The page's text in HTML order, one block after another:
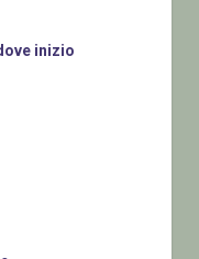
inizio